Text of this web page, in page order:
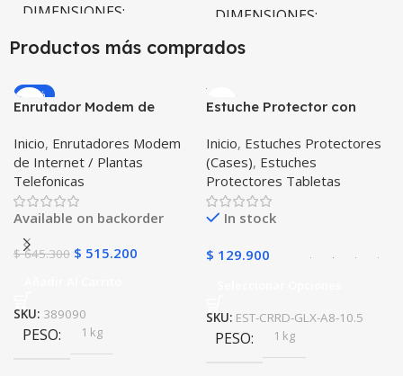
DIMENSIONES
20 × 20 × 20 cm
COLOR Negro
DIMENSIONES
COLOR
Negro Azul ,Verde
Azul Oscuro
Productos más comprados
-20%
Enrutador Modem de
Libre Todo Operador 4G
LTE SIMCARD
Inicio, Enrutadores Modem
de Internet / Plantas
Telefonicas
Available on backorder
$645.300 $ 515.200
SKU: 389090
PESO 1 kg
Estuche Protector con
Tablet Samsung Galaxy
Tab A8 10.5 2021 – 2022
SM-x200 SM-x205 Anti
golpes con soporte
Inicio, Estuches Protectores
(Cases), Estuches
Protectores Tabletas
In stock
$ 129.900
SKU: EST-CRRD-GLX-A8-10.5
PESO 1 kg